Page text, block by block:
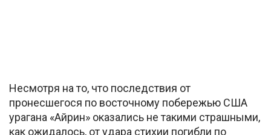
Несмотря на то, что последствия от
пронесшегося по восточному побережью США
урагана «Айрин» оказались не такими страшными,
как ожидалось, от удара стихии погибли по